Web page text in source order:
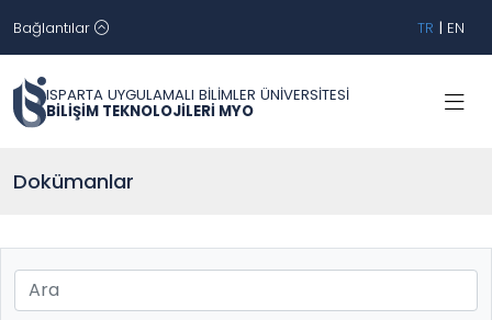
Bağlantılar TR | EN
ISPARTA UYGULAMALI BİLİMLER ÜNİVERSİTESİ
BİLİŞİM TEKNOLOJİLERİ MYO
Dokümanlar